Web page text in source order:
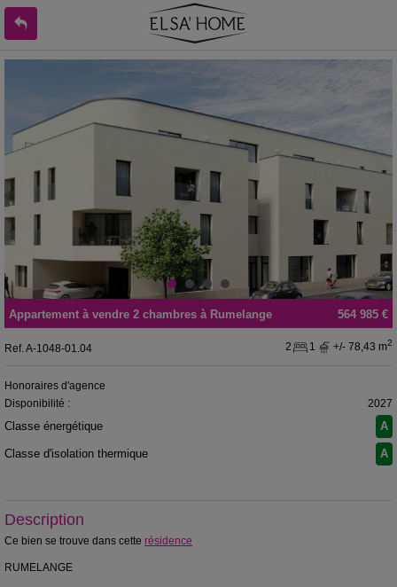
564 985 €
Appartement à vendre 2 chambres à Rumelange
Ref. A-1048-01.04 2 1 +/- 78,43 m2
Honoraires d'agence
Disponibilité :
2027
Classe énergétique A
Classe d'isolation thermique A
Description
Ce bien se trouve dans cette résidence
RUMELANGE